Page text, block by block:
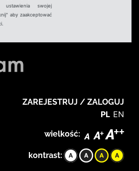
swojej
aby zaakceptować
ZAREJESTRUJ / ZALOGUJ
PL EN
wielkość:
kontrast: